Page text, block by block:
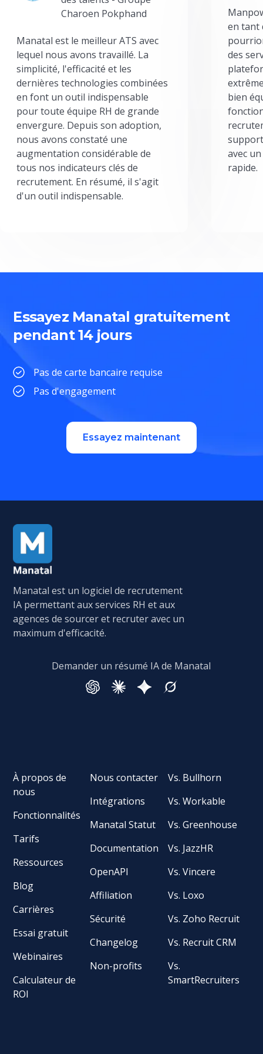
Charoen Pokphand
Manatal est le meilleur ATS avec
lequel nous avons travaillé. La
simplicité, l'efficacité et les
dernières technologies combinées
en font un outil indispensable
pour toute équipe RH de grande
envergure. Depuis son adoption,
nous avons constaté une
augmentation considérable de
tous nos indicateurs clés de
recrutement. En résumé, il s'agit
d'un outil indispensable.
en tant
des
bien
avec
rapide.
Essayez Manatal gratuitement
pendant 14 jours
Pas de carte bancaire requise
Pas d'engagement
Essayez maintenant
Manatal est un logiciel de recrutement
IA permettant aux services RH et aux
agences de sourcer et recruter avec un
maximum d'efficacité.
Demander un résumé IA de Manatal
À propos de
nous
Fonctionnalités
Tarifs
Ressources
Blog
Carrières
Essai gratuit
Webinaires
Calculateur de
ROI
Nous contacter
Intégrations
Manatal Statut
Documentation
OpenAPI
Affiliation
Sécurité
Changelog
Non-profits
Vs. Bullhorn
Vs. Workable
Vs. Greenhouse
Vs. JazzHR
Vs. Vincere
Vs. Loxo
Vs. Zoho Recruit
Vs. Recruit CRM
Vs.
SmartRecruiters